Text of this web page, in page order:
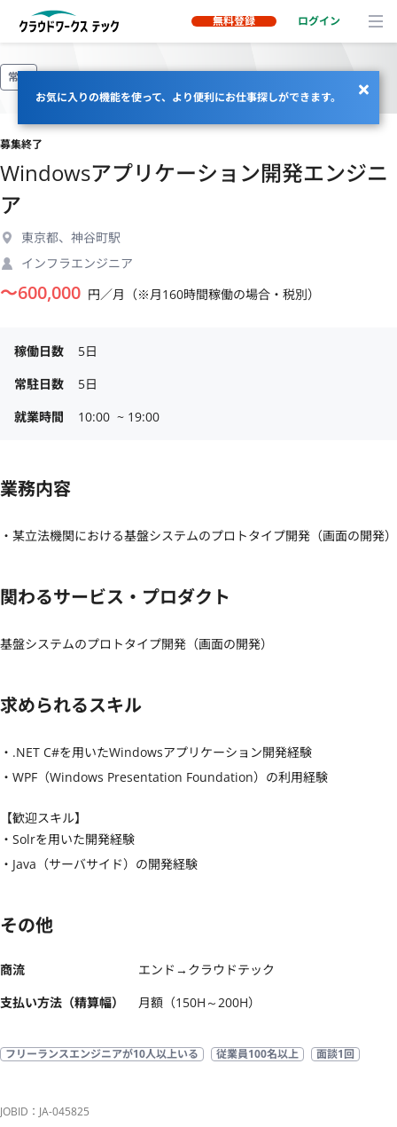
無料登録 ログイン
お気に入りの機能を使って、より便利にお仕事探しができます。
常駐
募集終了
Windowsアプリケーション開発エンジニ
ア
東京都、神谷町駅
インフラエンジニア
〜600,000 円／月（※月160時間稼働の場合・税別）
稼働日数
5日
常駐日数
5日
就業時間
10:00  ~ 19:00
業務内容
・某立法機関における基盤システムのプロトタイプ開発（画面の開発）
関わるサービス・プロダクト
基盤システムのプロトタイプ開発（画面の開発）
求められるスキル
・.NET C#を用いたWindowsアプリケーション開発経験
・WPF（Windows Presentation Foundation）の利用経験
【歓迎スキル】
・Solrを用いた開発経験
・Java（サーバサイド）の開発経験
その他
商流
エンド→クラウドテック
支払い方法（精算幅）
月額（150H～200H）
フリーランスエンジニアが10人以上いる 従業員100名以上 面談1回
JOBID：JA-045825